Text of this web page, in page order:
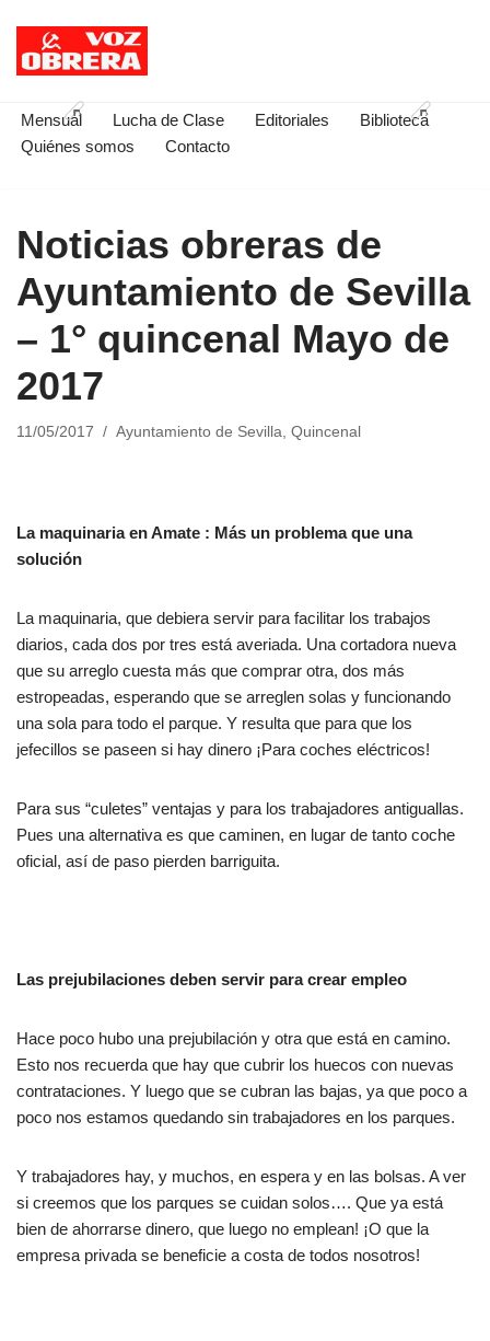
Saltar
contenido
Mensual Lucha de Clase Editoriales
Biblioteca
Quiénes somos
Contacto
Noticias obreras de
Ayuntamiento de Sevilla
– 1° quincenal Mayo de
2017
11/05/2017 Ayuntamiento de Sevilla, Quincenal
La maquinaria en Amate : Más un problema que una
solución
La maquinaria, que debiera servir para facilitar los trabajos
diarios, cada dos por tres está averiada. Una cortadora nueva
que su arreglo cuesta más que comprar otra, dos más
estropeadas, esperando que se arreglen solas y funcionando
una sola para todo el parque. Y resulta que para que los
jefecillos se paseen si hay dinero ¡Para coches eléctricos!
Para sus “culetes” ventajas y para los trabajadores antiguallas.
Pues una alternativa es que caminen, en lugar de tanto coche
oficial, así de paso pierden barriguita.
Las prejubilaciones deben servir para crear empleo
Hace poco hubo una prejubilación y otra que está en camino.
Esto nos recuerda que hay que cubrir los huecos con nuevas
contrataciones. Y luego que se cubran las bajas, ya que poco a
poco nos estamos quedando sin trabajadores en los parques.
Y trabajadores hay, y muchos, en espera y en las bolsas. A ver
si creemos que los parques se cuidan solos…. Que ya está
bien de ahorrarse dinero, que luego no emplean! ¡O que la
empresa privada se beneficie a costa de todos nosotros!